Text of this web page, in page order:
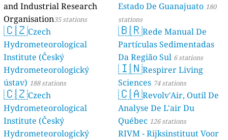
and Industrial Research
Organisation35 stations
🇨🇿Czech
Hydrometeorological
Institute (Český
Hydrometeorologický
ústav) 188 stations
🇨🇿Czech
Hydrometeorological
Institute (Český
Hydrometeorologický
Estado De Guanajuato 180
stations
🇧🇷Rede Manual De
Partículas Sedimentadas
Da Região Sul 6 stations
🇮🇳Respirer Living
Sciences 74 stations
🇨🇦Revolv'Air, Outil De
Analyse De L'air Du
Québec 126 stations
RIVM - Rijksinstituut Voor